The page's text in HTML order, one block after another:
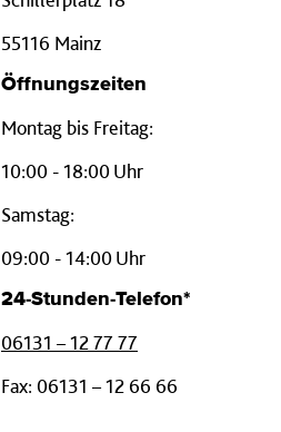
55116 Mainz
Öffnungszeiten
Montag bis Freitag:
10:00 - 18:00 Uhr
Samstag:
09:00 - 14:00 Uhr
24-Stunden-Telefon*
06131 – 12 77 77
Fax: 06131 – 12 66 66